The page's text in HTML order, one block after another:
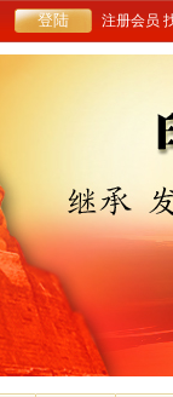
注册会员